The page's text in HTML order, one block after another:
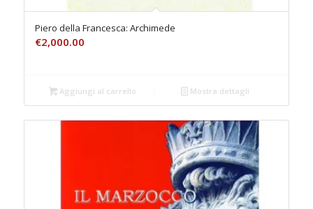
Piero della Francesca: Archimede
€2,000.00
Aggiungi al carrello Mostra dettagli